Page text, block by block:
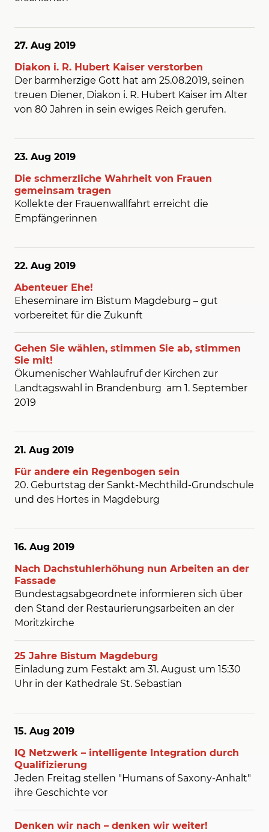
27. Aug 2019
Diakon i. R. Hubert Kaiser verstorben
Der barmherzige Gott hat am 25.08.2019, seinen
treuen Diener, Diakon i. R. Hubert Kaiser im Alter
von 80 Jahren in sein ewiges Reich gerufen.
23. Aug 2019
Die schmerzliche Wahrheit von Frauen
gemeinsam tragen
Kollekte der Frauenwallfahrt erreicht die
Empfängerinnen
22. Aug 2019
Abenteuer Ehe!
Eheseminare im Bistum Magdeburg – gut
vorbereitet für die Zukunft
Gehen Sie wählen, stimmen Sie ab, stimmen
Sie mit!
Ökumenischer Wahlaufruf der Kirchen zur
Landtagswahl in Brandenburg am 1. September
2019
21. Aug 2019
Für andere ein Regenbogen sein
20. Geburtstag der Sankt-Mechthild-Grundschule
und des Hortes in Magdeburg
16. Aug 2019
Nach Dachstuhlerhöhung nun Arbeiten an der
Fassade
Bundestagsabgeordnete informieren sich über
den Stand der Restaurierungsarbeiten an der
Moritzkirche
25 Jahre Bistum Magdeburg
Einladung zum Festakt am 31. August um 15:30
Uhr in der Kathedrale St. Sebastian
15. Aug 2019
IQ Netzwerk – intelligente Integration durch
Qualifizierung
Jeden Freitag stellen "Humans of Saxony-Anhalt"
ihre Geschichte vor
Denken wir nach – denken wir weiter!